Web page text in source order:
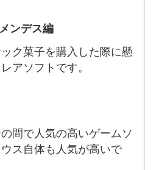
ンデス編
ク菓子を購入した際に懸
アソフトです。
間で人気の高いゲームソ
ス自体も人気が高いで